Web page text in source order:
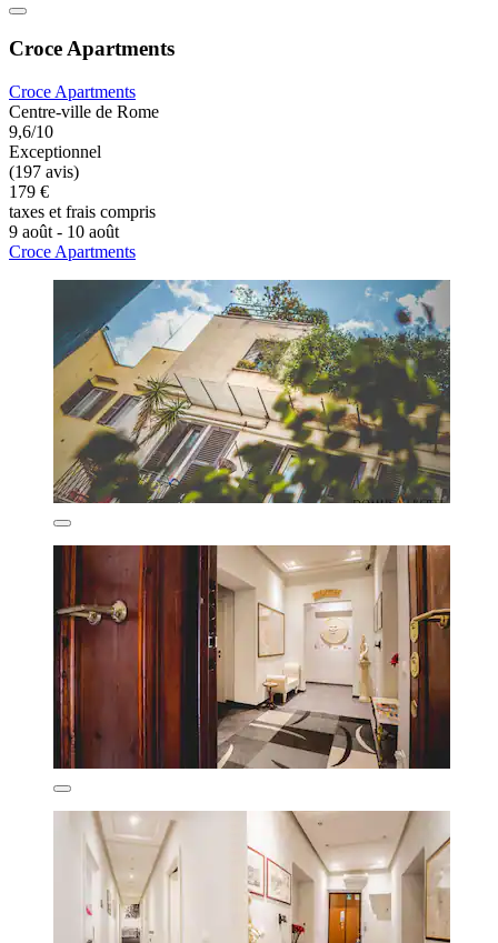
Croce Apartments
Croce Apartments
Centre-ville de Rome
9,6/10
Exceptionnel
(197 avis)
179 €
taxes et frais compris
9 août - 10 août
Croce Apartments